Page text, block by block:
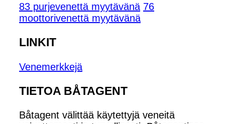
83 purjevenettä myytävänä 76
moottorivenettä myytävänä
LINKIT
Venemerkkejä
TIETOA BÅTAGENT
Båtagent välittää käytettyjä veneitä